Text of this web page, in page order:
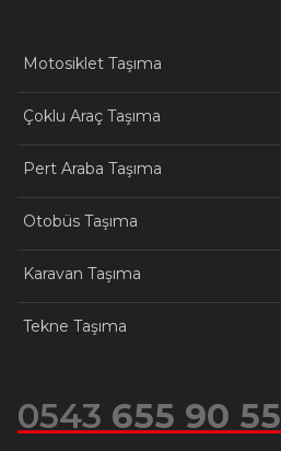
Motosiklet Taşıma
Çoklu Araç Taşıma
Pert Araba Taşıma
Otobüs Taşıma
Karavan Taşıma
Tekne Taşıma
0543 655 90 55